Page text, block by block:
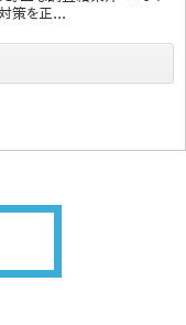
策を正...